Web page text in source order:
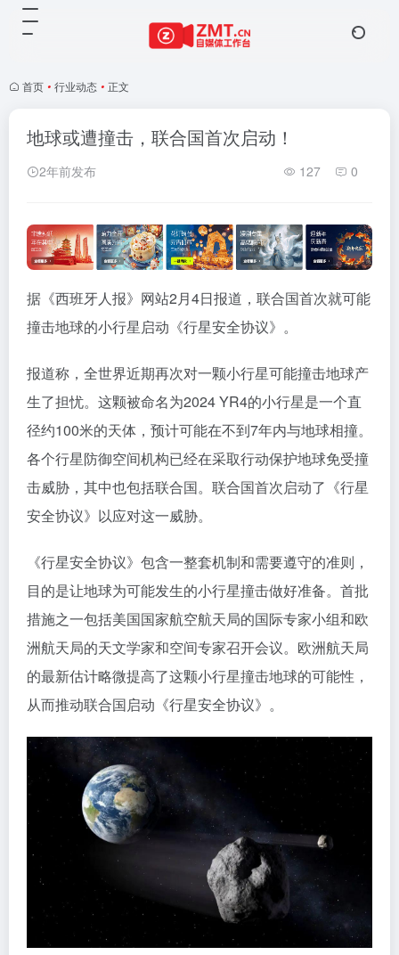
首页 • 行业动态 • 正文
地球或遭撞击，联合国首次启动！
2年前发布 127 0
据《西班牙人报》网站2月4日报道，联合国首次就可能
撞击地球的小行星启动《行星安全协议》。
报道称，全世界近期再次对一颗小行星可能撞击地球产
生了担忧。这颗被命名为2024 YR4的小行星是一个直
径约100米的天体，预计可能在不到7年内与地球相撞。
各个行星防御空间机构已经在采取行动保护地球免受撞
击威胁，其中也包括联合国。联合国首次启动了《行星
安全协议》以应对这一威胁。
《行星安全协议》包含一整套机制和需要遵守的准则，
目的是让地球为可能发生的小行星撞击做好准备。首批
措施之一包括美国国家航空航天局的国际专家小组和欧
洲航天局的天文学家和空间专家召开会议。欧洲航天局
的最新估计略微提高了这颗小行星撞击地球的可能性，
从而推动联合国启动《行星安全协议》。